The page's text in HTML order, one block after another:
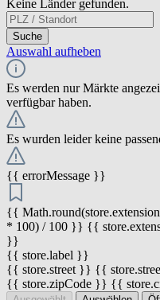
Keine Länder gefunden.
Suche
Auswahl aufheben
Es werden nur Märkte
verfügbar haben.
Es wurden leider keine
{{ errorMessage }}
{{
* 100) / 100 }} {{
}}
{{ store.label }}
{{ store.street }} {{
{{ store.zipCode }} {{